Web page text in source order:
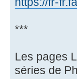
***
Les pages
séries de